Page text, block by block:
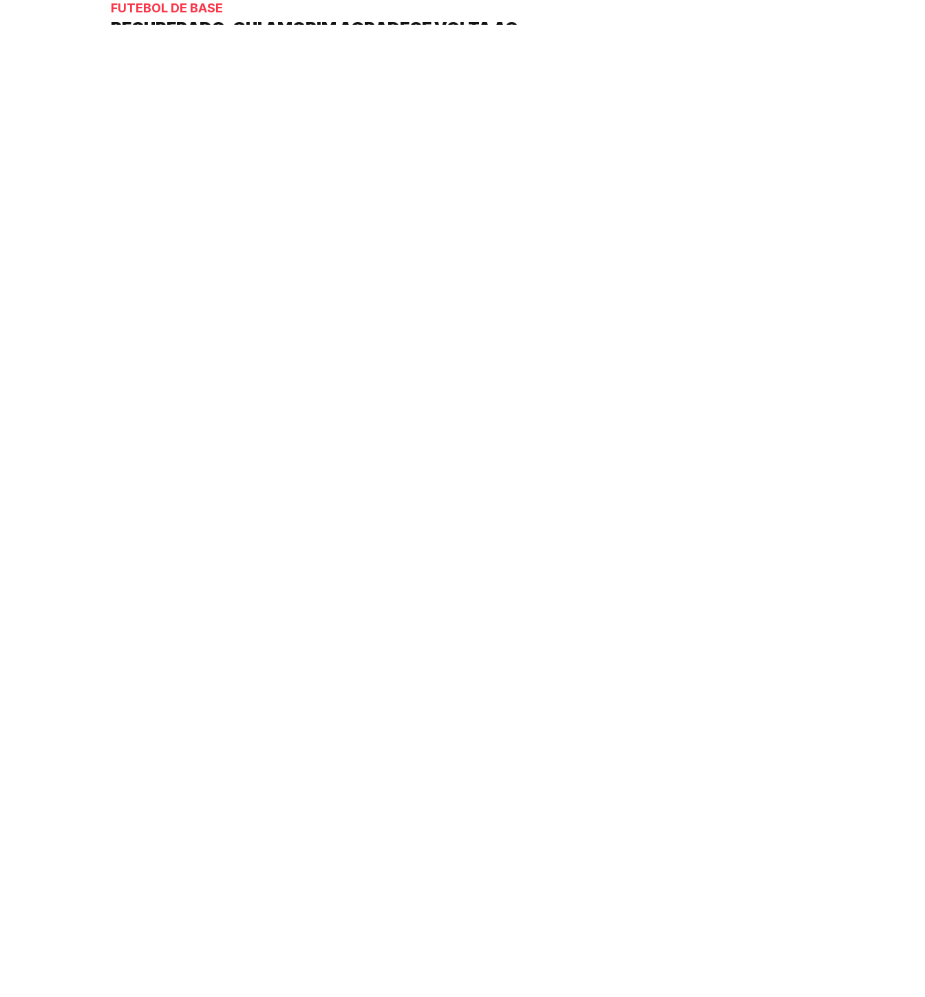
FUTEBOL DE BASE
RECUPERADO, GUI AMORIM AGRADECE VOLTA AO